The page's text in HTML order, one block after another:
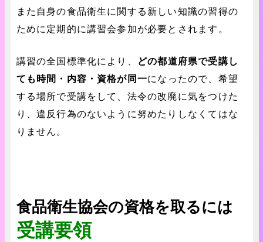
また自身の食品衛生に関する新しい知識の習得の
ために定期的に講習会参加が必要とされます。
講習の全国標準化により、
どの都道府県で受講し
ても時間・内容・資格が同一になったので、希望
する場所で受講をして、法令の改廃に気をつけた
り、違反行為のないように努めたりしなくてはな
りません。
食品衛生協会の資格を取るには
受講要領